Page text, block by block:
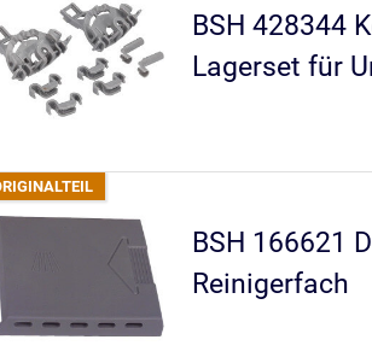
BSH 428344
Lagerset für
BSH 166621
Reinigerfach